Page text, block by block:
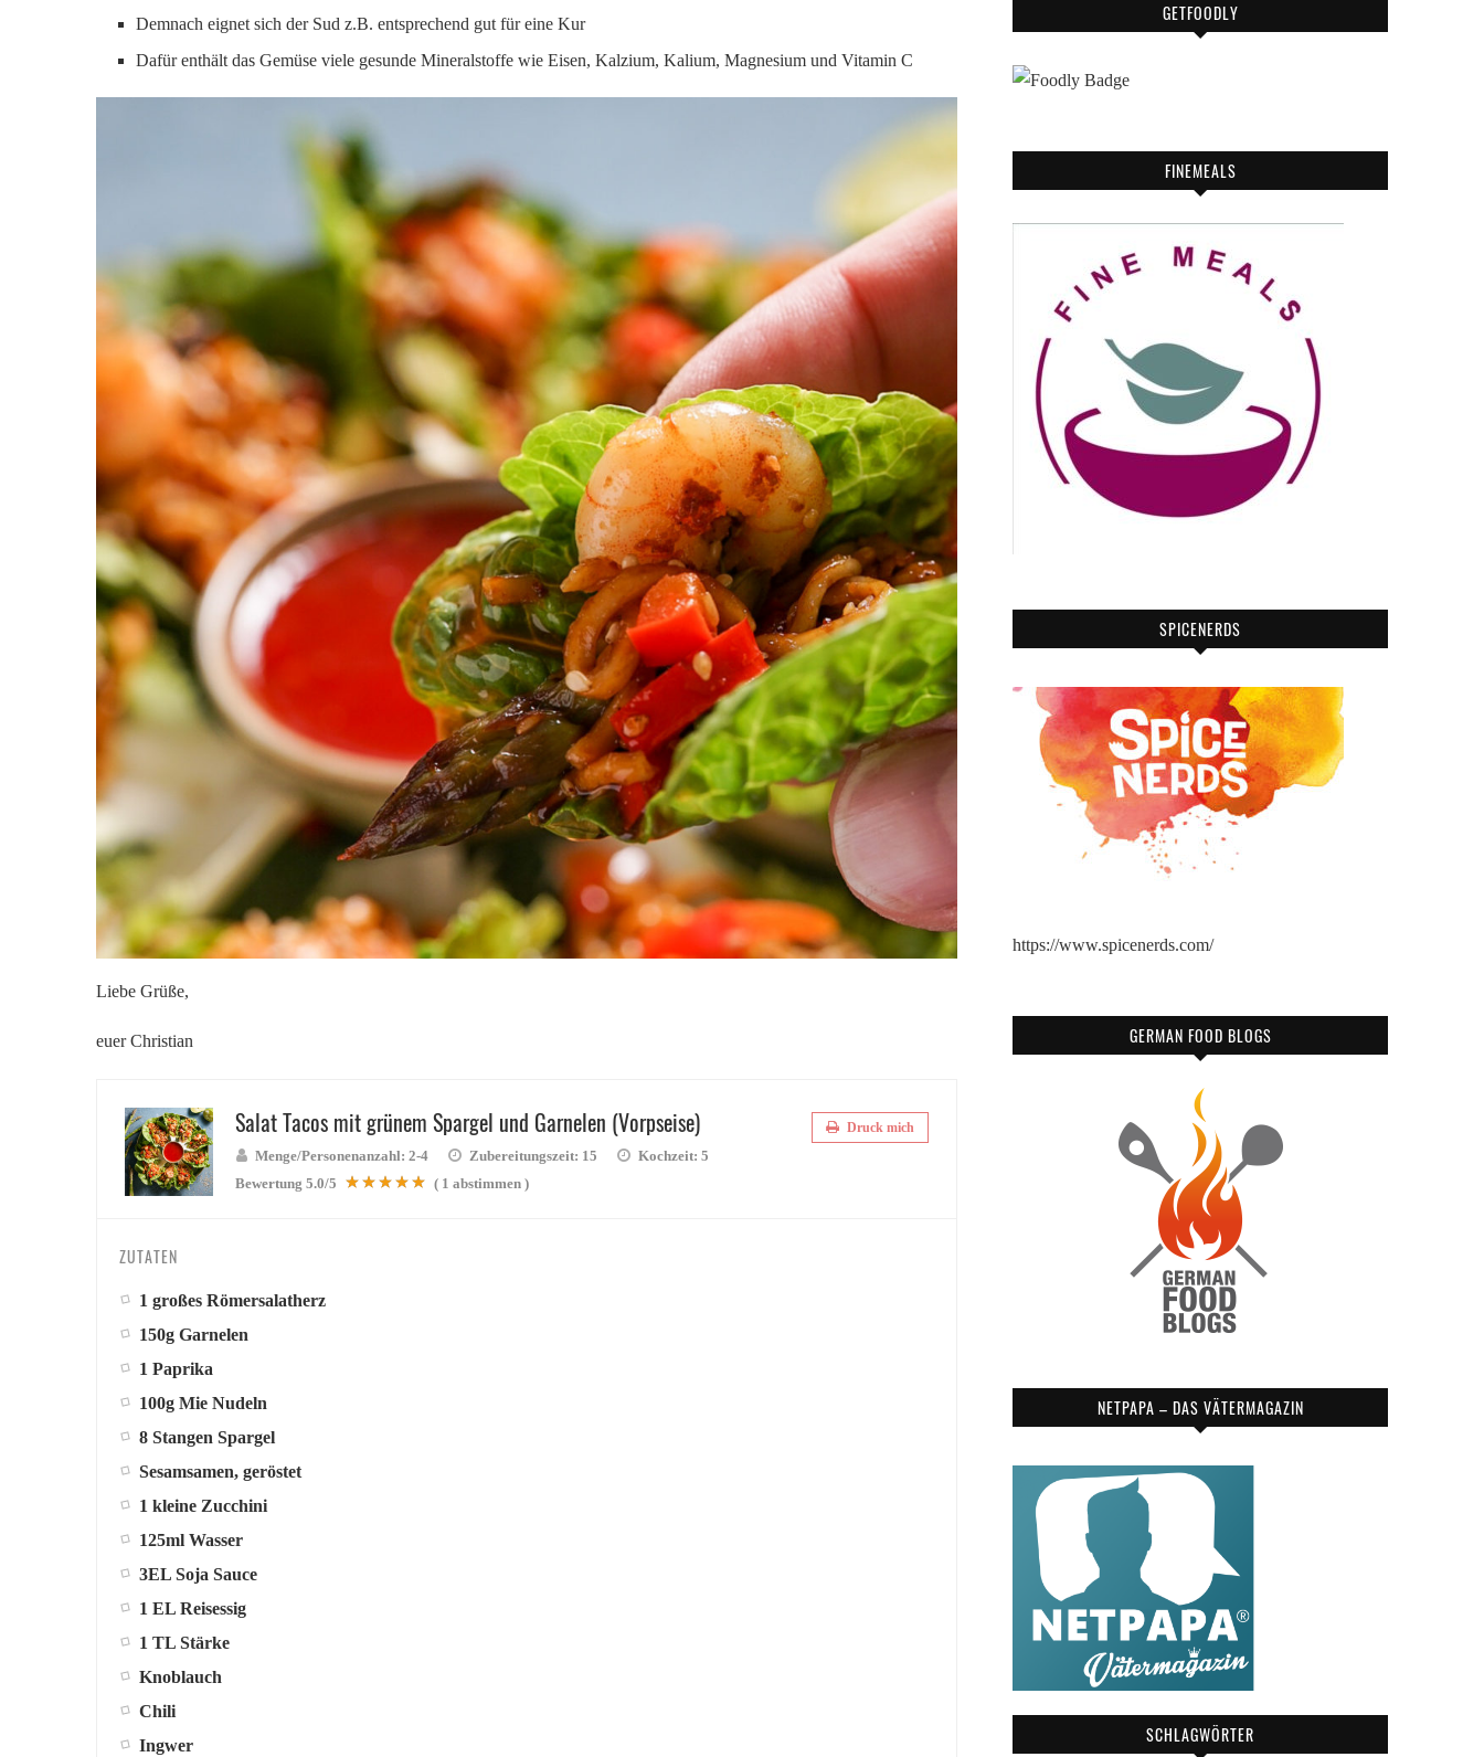
Demnach eignet sich der Sud z.B. entsprechend gut für eine Kur
Dafür enthält das Gemüse viele gesunde Mineralstoffe wie Eisen, Kalzium, Kalium, Magnesium und Vitamin C
Liebe Grüße,
euer Christian
Salat Tacos mit grünem Spargel und Garnelen (Vorpseise) Druck mich
Menge/Personenanzahl: 2-4 Zubereitungszeit: 15 Kochzeit: 5
Bewertung 5.0/5 ( 1 abstimmen )
ZUTATEN
1 großes Römersalatherz
150g Garnelen
1 Paprika
100g Mie Nudeln
8 Stangen Spargel
Sesamsamen, geröstet
1 kleine Zucchini
125ml Wasser
3EL Soja Sauce
1 EL Reisessig
1 TL Stärke
Knoblauch
Chili
Ingwer
GETFOODLY
FINEMEALS
SPICENERDS
https://www.spicenerds.com/
GERMAN FOOD BLOGS
NETPAPA – DAS VÄTERMAGAZIN
SCHLAGWÖRTER